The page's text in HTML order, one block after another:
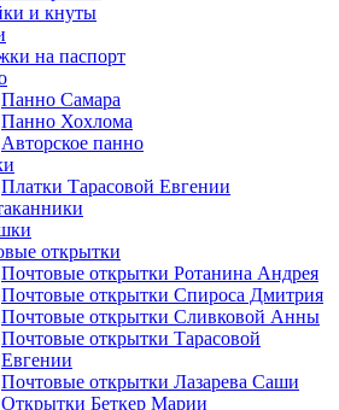
и кнуты
на паспорт
Панно Самара
Панно Хохлома
Авторское панно
Платки Тарасовой Евгении
открытки
Почтовые открытки Ротанина Андрея
Почтовые открытки Спироса Дмитрия
Почтовые открытки Сливковой Анны
Почтовые открытки Тарасовой
Евгении
Почтовые открытки Лазарева Саши
Открытки Беткер Марии